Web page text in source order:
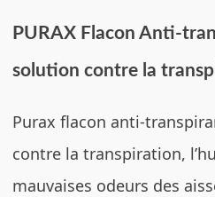
PURAX Flacon Anti-
solution contre la
Purax flacon anti-
contre la transpiration,
mauvaises odeurs des